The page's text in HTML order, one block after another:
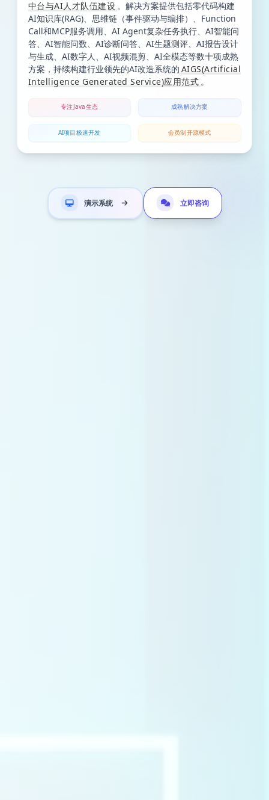
中台与AI人才队伍建设 。解决方案提供包括零代码构建
AI知识库(RAG)、思维链（事件驱动与编排）、Function
Call和MCP服务调用、AI Agent复杂任务执行、AI智能问
答、AI智能问数、AI诊断问答、AI生题测评、AI报告设计
与生成、AI数字人、AI视频混剪、AI全模态等数十项成熟
方案，持续构建行业领先的AI改造系统的 AIGS(Artificial
Intelligence Generated Service)应用范式 。
专注Java生态 成熟解决方案
AI项目极速开发 会员制开源模式
演示系统 立即咨询